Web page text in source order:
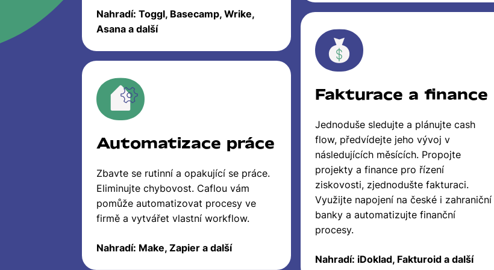
Nahradí: Toggl, Basecamp, Wrike,
Asana a další
Automatizace práce
Zbavte se rutinní a opakující se práce.
Eliminujte chybovost. Caflou vám
pomůže automatizovat procesy ve
firmě a vytvářet vlastní workflow.
Nahradí: Make, Zapier a další
Fakturace a finance
Jednoduše sledujte a plánujte cash
flow, předvídejte jeho vývoj v
následujících měsících. Propojte
projekty a finance pro řízení
ziskovosti, zjednodušte fakturaci.
Využijte napojení na české i zahraniční
banky a automatizujte finanční
procesy.
Nahradí: iDoklad, Fakturoid a další